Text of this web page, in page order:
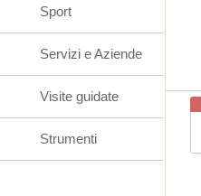
Sport
Servizi e Aziende
Visite guidate
Strumenti